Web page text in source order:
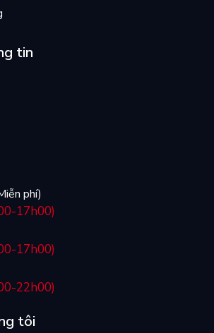
tin
phí)
17h00)
17h00)
22h00)
tôi